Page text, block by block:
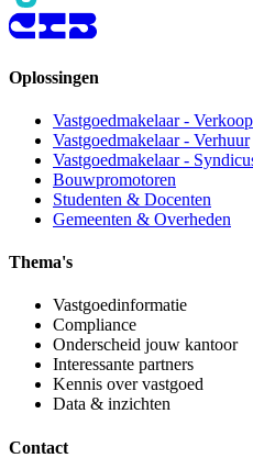
Oplossingen
Vastgoedmakelaar - Verkoop
Vastgoedmakelaar - Verhuur
Vastgoedmakelaar -
Bouwpromotoren
Studenten & Docenten
Gemeenten & Overheden
Thema's
Vastgoedinformatie
Compliance
Onderscheid jouw kantoor
Interessante partners
Kennis over vastgoed
Data & inzichten
Contact